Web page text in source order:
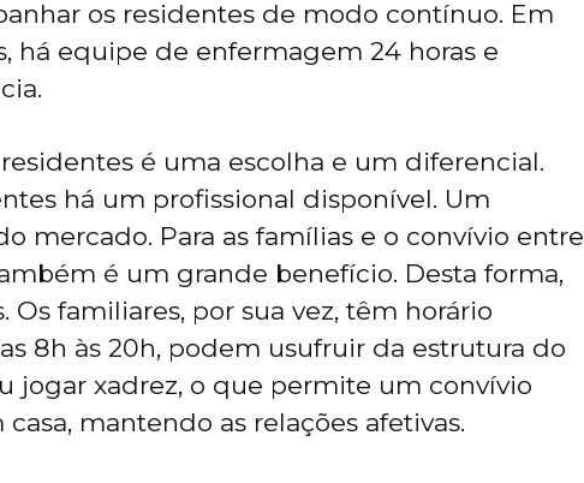
os residentes de modo contínuo. Em
há equipe de enfermagem 24 horas e
é uma escolha e um diferencial.
há um profissional disponível. Um
mercado. Para as famílias e o convívio entre
é um grande benefício. Desta forma,
Os familiares, por sua vez, têm horário
8h às 20h, podem usufruir da estrutura do
jogar xadrez, o que permite um convívio
mantendo as relações afetivas.